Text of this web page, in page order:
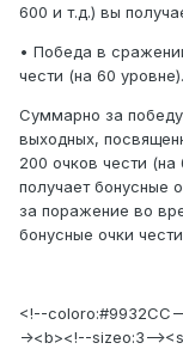
600 и т.д.) вы
• Победа в
чести (на 60 уровне).
Суммарно за
выходных,
200 очков чести
получает бонусные
за поражение во
бонусные очки
<!--
-><b><!--sizeo:3--